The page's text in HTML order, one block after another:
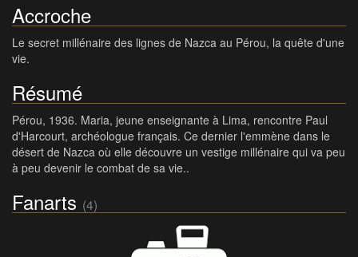
Accroche
Le secret millénaire des lignes de Nazca au Pérou, la quête d'une
vie.
Résumé
Pérou, 1936. Maria, jeune enseignante à Lima, rencontre Paul
d'Harcourt, archéologue français. Ce dernier l'emmène dans le
désert de Nazca où elle découvre un vestige millénaire qui va peu
à peu devenir le combat de sa vie..
Fanarts (4)